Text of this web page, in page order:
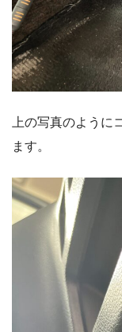
上の写真のように
ます。